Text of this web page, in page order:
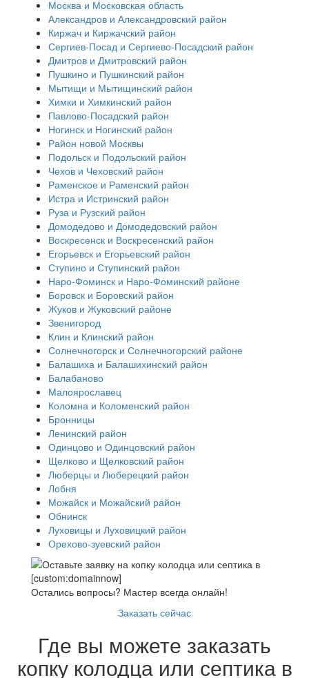
Москва и Московская область
Александров и Александровский район
Киржач и Киржачский район
Сергиев-Посад и Сергиево-Посадский район
Дмитров и Дмитровский район
Пушкино и Пушкинский район
Мытищи и Мытищинский район
Химки и Химкинский район
Павлово-Посадский район
Ногинск и Ногинский район
Район новой Москвы
Подольск и Подольский район
Чехов и Чеховский район
Раменское и Раменский район
Истра и Истринский район
Руза и Рузский район
Домодедово и Домодедовский район
Воскресенск и Воскресенский район
Егорьевск и Егорьевский район
Ступино и Ступинский район
Наро-Фоминск и Наро-Фоминский районе
Боровск и Боровский район
Жуков и Жуковский районе
Звенигород
Клин и Клинский район
Солнечногорск и Солнечногорский районе
Балашиха и Балашихинский район
Балабаново
Малоярославец
Коломна и Коломенский район
Бронницы
Ленинский район
Одинцово и Одинцовский район
Щелково и Щелковский район
Люберцы и Люберецкий район
Лобня
Можайск и Можайский район
Обнинск
Луховицы и Луховицкий район
Орехово-зуевский район
Остались вопросы? Мастер всегда онлайн!
Заказать сейчас
Где вы можете заказать
копку колодца или септика в